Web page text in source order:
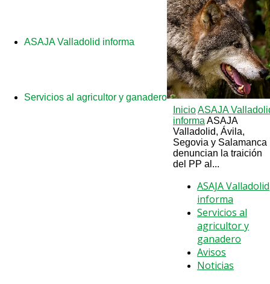
ASAJA Valladolid informa
Servicios al agricultor y ganadero
InicioASAJA
informa ASAJA
Valladolid, Ávila,
Segovia y Salamanca
denuncian la traición
del PP al...
ASAJA Valladolid
informa
Servicios al
agricultor y
ganadero
Avisos
Noticias